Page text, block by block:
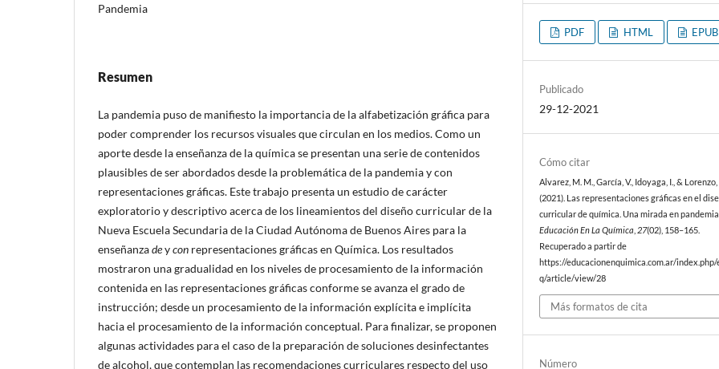
Pandemia
Resumen
La pandemia puso de manifiesto la importancia de la alfabetización gráfica para
poder comprender los recursos visuales que circulan en los medios. Como un
aporte desde la enseñanza de la química se presentan una serie de contenidos
plausibles de ser abordados desde la problemática de la pandemia y con
representaciones gráficas. Este trabajo presenta un estudio de carácter
exploratorio y descriptivo acerca de los lineamientos del diseño curricular de la
Nueva Escuela Secundaria de la Ciudad Autónoma de Buenos Aires para la
enseñanzadeycon representaciones gráficas en Química. Los resultados
mostraron una gradualidad en los niveles de procesamiento de la información
contenida en las representaciones gráficas conforme se avanza el grado de
instrucción; desde un procesamiento de la información explícita e implícita
hacia el procesamiento de la información conceptual. Para finalizar, se proponen
algunas actividades para el caso de la preparación de soluciones desinfectantes
de alcohol, que contemplan las recomendaciones curriculares respecto del uso
PDF HTML EPUB
Publicado
29-12-2021
Cómo citar
Alvarez, M. M., García, V., Idoyaga, I., & Lorenzo,
(2021). Las representaciones gráficas en el
curricular de química. Una mirada en pandemia
Educación En La Química 27(02), 158–165.
Recuperado a partir de
https://educacionenquimica.com.ar/index.php/
q/article/view/28
Más formatos de cita
Número